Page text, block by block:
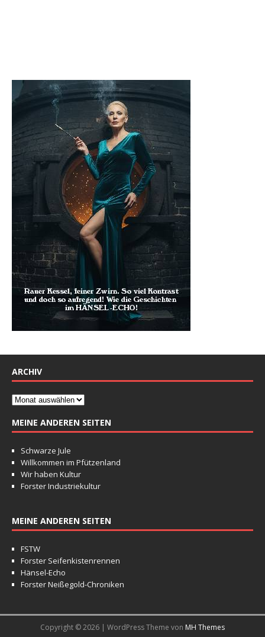
ARCHIV
MEINE ANDEREN SEITEN
Schwarze Jule
Willkommen im Pfützenland
Wir haben Kultur
Forster Industriekultur
MEINE ANDEREN SEITEN
FSTW
Forster Seifenkistenrennen
Hänsel-Echo
Forster Neißegold-Chroniken
Copyright © 2026 | WordPress Theme von MH Themes